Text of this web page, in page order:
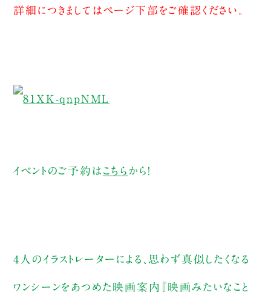
詳細につきましてはページ下部をご確認ください。
イベントのご予約は こちら から！
4人のイラストレーターによる、思わず真似したくなる
ワンシーンをあつめた映画案内『映画みたいなこと